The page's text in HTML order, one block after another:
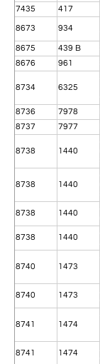
7435
417
8673 934
8675
439 B
8676
961
8734 6325
8736
7978
8737
7977
8738 1440
8738 1440
8738 1440
8738 1440
8740 1473
8740 1473
8741 1474
8741 1474